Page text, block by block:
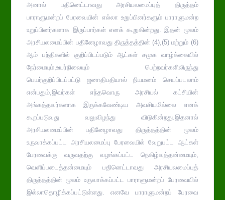
அனால் பதினெட்டாவது அரசியலமைப்புத் திருத்தம்
பாராளுமன்றப் பேரவையின் எல்லா உறுப்பினர்களும் பாராளுமன்ற
உறுப்பினர்களாக இருப்பார்கள் எனக் கூறுகின்றது. இதன் மூலம்
அரசியலமைப்பின் பதினேழாவது திருத்தத்தின் (4),(5) மற்றும் (6)
ஆம் பந்திகளில் குறிப்பிடப்படும் ஆட்கள் சமுக வாழ்க்கையில்
நேர்மையும்,உயர்நிலையும் பெற்றவர்களிலிருந்து
பெயர்குறிப்பிடப்பட்டு ஜனாதிபதியால் நியமனம் செயப்படலாம்
என்பதும்,இவர்கள் எந்தவொரு அரசியல் கட்சியின்
அங்கத்தவர்களாக இருக்கவேண்டிய அவசியமில்லை எனக்
கூறப்படுவது வலுவிழந்து விடுகின்றது.இதனால்
அரசியலமைப்பின் பதினேழாவது திருத்தத்தின் மூலம்
உருவாக்கப்பட்ட அரசியலமைப்பு பேரவையில் வேறுபட்ட ஆட்கள்
பேரவைக்கு வருவதற்கு வழங்கப்பட்ட நெகிழ்வுத்தன்மையும்,
வெளிப்படைத்தன்மையும் பதினெட்டாவது அரசியலமைப்புத்
திருத்தத்தின் மூலம் உருவாக்கப்பட்ட பாராளுமன்றப் பேரவையில்
இல்லாதொழிக்கப்பட்டுள்ளது. எனவே பாராளுமன்றப் பேரவை